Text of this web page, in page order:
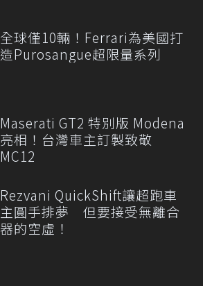
全球僅10輛！Ferrari為美國打
造Purosangue超限量系列
Maserati GT2 特別版 Modena
亮相！台灣車主訂製致敬
MC12
Rezvani QuickShift讓超跑車
主圓手排夢 但要接受無離合
器的空虛！